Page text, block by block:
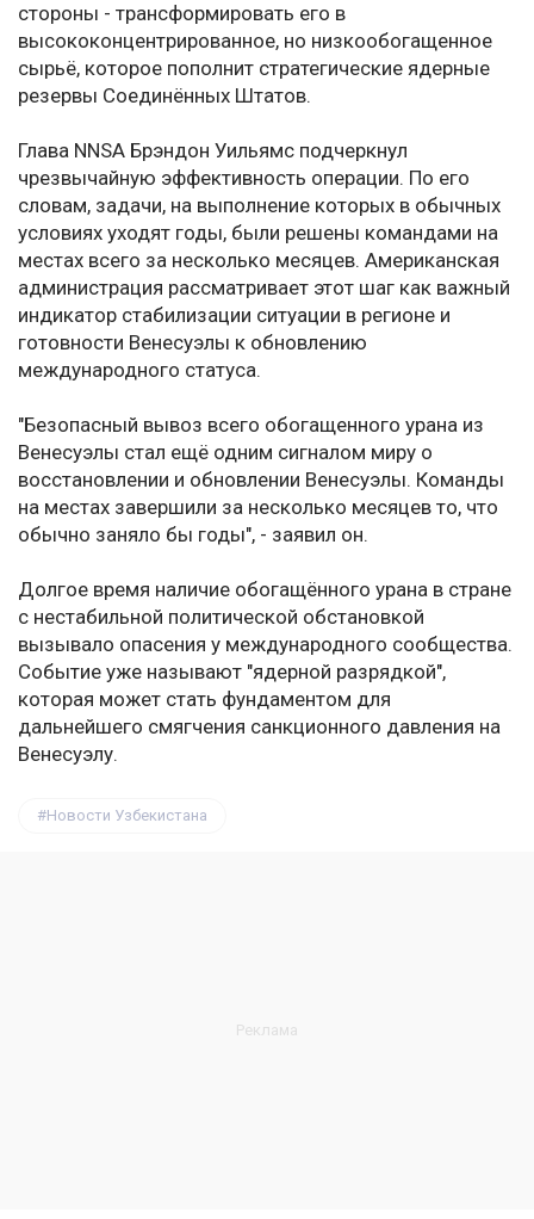
стороны - трансформировать его в
высококонцентрированное, но низкообогащенное
сырьё, которое пополнит стратегические ядерные
резервы Соединённых Штатов.
Глава NNSA Брэндон Уильямс подчеркнул
чрезвычайную эффективность операции. По его
словам, задачи, на выполнение которых в обычных
условиях уходят годы, были решены командами на
местах всего за несколько месяцев. Американская
администрация рассматривает этот шаг как важный
индикатор стабилизации ситуации в регионе и
готовности Венесуэлы к обновлению
международного статуса.
"Безопасный вывоз всего обогащенного урана из
Венесуэлы стал ещё одним сигналом миру о
восстановлении и обновлении Венесуэлы. Команды
на местах завершили за несколько месяцев то, что
обычно заняло бы годы", - заявил он.
Долгое время наличие обогащённого урана в стране
с нестабильной политической обстановкой
вызывало опасения у международного сообщества.
Событие уже называют "ядерной разрядкой",
которая может стать фундаментом для
дальнейшего смягчения санкционного давления на
Венесуэлу.
Новости Узбекистана